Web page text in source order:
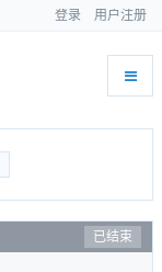
登录 用户注册
已结束